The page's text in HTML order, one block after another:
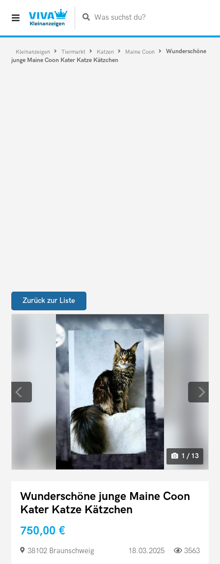
Was suchst du?
Kleinanzeigen Tiermarkt Katzen Maine Coon
Wunderschöne
junge Maine Coon Kater Katze Kätzchen
Zurück zur Liste
1 / 13
Wunderschöne junge Maine Coon
Kater Katze Kätzchen
750,00 €
38102 Braunschweig 18.03.2025 3563